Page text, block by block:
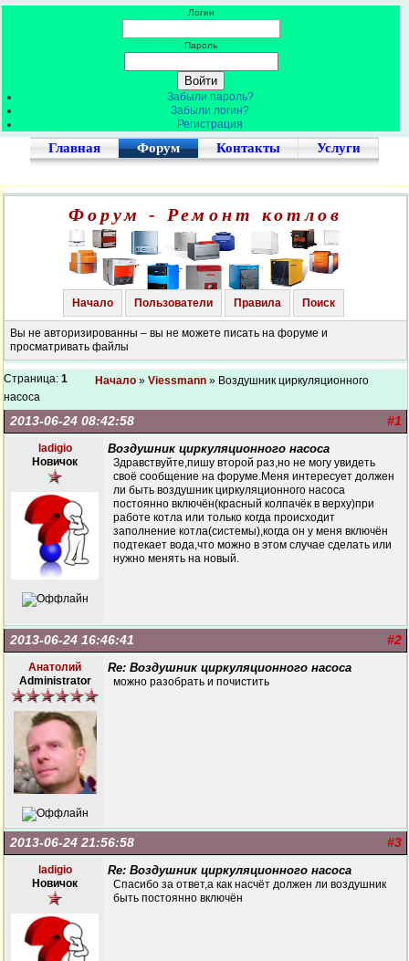
Логин
Пароль
Забыли пароль?
Забыли логин?
Регистрация
Главная Форум Контакты Услуги
Форум - Ремонт котлов
Начало Пользователи Правила Поиск
Вы не авторизированны – вы не можете писать на форуме и
просматривать файлы
Страница: 1 Начало » Viessmann » Воздушник циркуляционного
насоса
#1
2013-06-24 08:42:58
ladigio
Новичок
Воздушник циркуляционного насоса
Здравствуйте,пишу второй раз,но не могу увидеть
своё сообщение на форуме.Меня интересует должен
ли быть воздушник циркуляционного насоса
постоянно включён(красный колпачёк в верху)при
работе котла или только когда происходит
заполнение котла(системы),когда он у меня включён
подтекает вода,что можно в этом случае сделать или
нужно менять на новый.
#2
2013-06-24 16:46:41
Анатолий
Administrator
Re: Воздушник циркуляционного насоса
можно разобрать и почистить
#3
2013-06-24 21:56:58
ladigio
Новичок
Re: Воздушник циркуляционного насоса
Спасибо за ответ,а как насчёт должен ли воздушник
быть постоянно включён